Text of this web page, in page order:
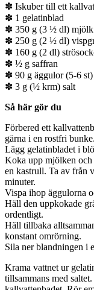
✽ Iskuber till ett
✽ 1 gelatinblad
✽ 350 g (3 ½ dl)
✽ 250 g (2 ½ dl)
✽ 160 g (2 dl)
✽ ½ g saffran
✽ 90 g äggulor (5-6 st)
✽ 3 g (½ krm) salt
Så här gör du
Förbered ett
gärna i en rostfri
Lägg gelatinbladet i
Koka upp mjölken och
en kastrull. Ta av från
minuter.
Vispa ihop äggulorna
Häll den uppkokade
ordentligt.
Häll tillbaka
konstant omrörning.
Sila ner blandningen i
Krama vattnet ur
tillsammans med